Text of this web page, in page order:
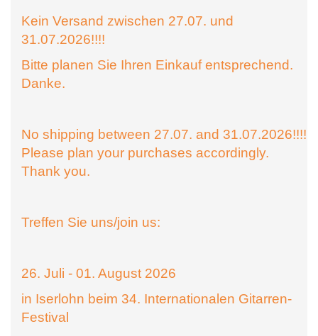
Kein Versand zwischen 27.07. und
31.07.2026!!!!
Bitte planen Sie Ihren Einkauf entsprechend.
Danke.
No shipping between 27.07. and 31.07.2026!!!!
Please plan your purchases accordingly.
Thank you.
Treffen Sie uns/join us:
26. Juli - 01. August 2026
in Iserlohn beim 34. Internationalen Gitarren-
Festival